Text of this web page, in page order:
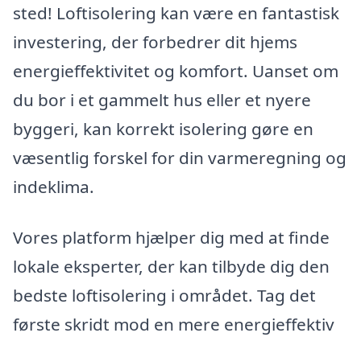
sted! Loftisolering kan være en fantastisk
investering, der forbedrer dit hjems
energieffektivitet og komfort. Uanset om
du bor i et gammelt hus eller et nyere
byggeri, kan korrekt isolering gøre en
væsentlig forskel for din varmeregning og
indeklima.
Vores platform hjælper dig med at finde
lokale eksperter, der kan tilbyde dig den
bedste loftisolering i området. Tag det
første skridt mod en mere energieffektiv